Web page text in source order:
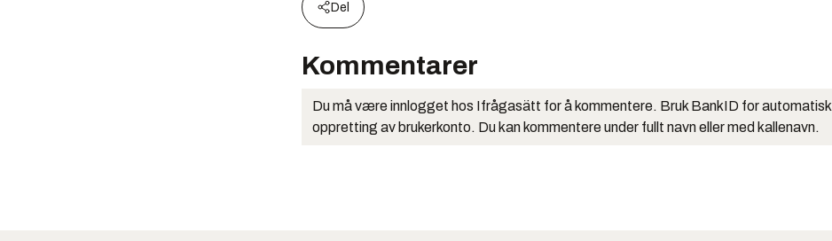
Del
Kommentarer
Du må være innlogget hos Ifrågasätt for å kommentere. Bruk BankID for automatisk
oppretting av brukerkonto. Du kan kommentere under fullt navn eller med kallenavn.